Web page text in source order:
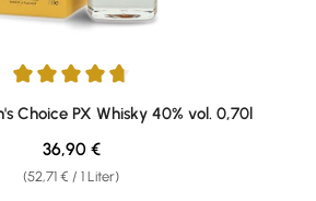
von 4.67 von 5 Sternen
Choice PX Whisky 40% vol. 0,70l
(52,71 € / 1 Liter)
Regulärer Preis:
36,90 €